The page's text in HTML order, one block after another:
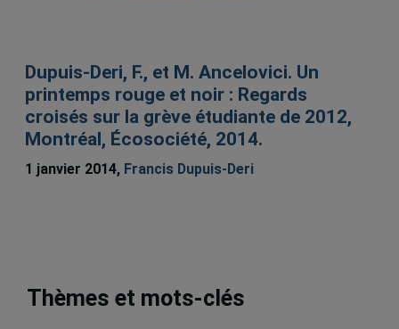
Dupuis-Deri, F., et M. Ancelovici. Un
printemps rouge et noir : Regards
croisés sur la grève étudiante de 2012,
Montréal, Écosociété, 2014.
1 janvier 2014, Francis Dupuis-Deri
Thèmes et mots-clés